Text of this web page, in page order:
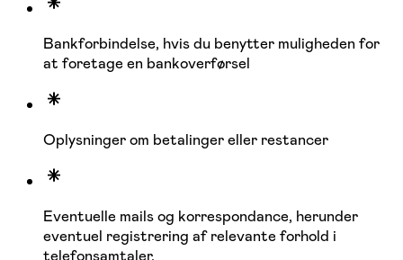
Bankforbindelse, hvis du benytter muligheden for
at foretage en bankoverførsel
Oplysninger om betalinger eller restancer
Eventuelle mails og korrespondance, herunder
eventuel registrering af relevante forhold i
telefonsamtaler.